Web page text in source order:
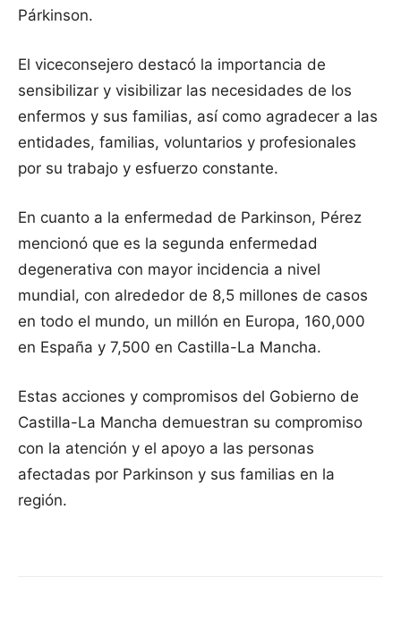
Párkinson.
El viceconsejero destacó la importancia de
sensibilizar y visibilizar las necesidades de los
enfermos y sus familias, así como agradecer a las
entidades, familias, voluntarios y profesionales
por su trabajo y esfuerzo constante.
En cuanto a la enfermedad de Parkinson, Pérez
mencionó que es la segunda enfermedad
degenerativa con mayor incidencia a nivel
mundial, con alrededor de 8,5 millones de casos
en todo el mundo, un millón en Europa, 160,000
en España y 7,500 en Castilla-La Mancha.
Estas acciones y compromisos del Gobierno de
Castilla-La Mancha demuestran su compromiso
con la atención y el apoyo a las personas
afectadas por Parkinson y sus familias en la
región.